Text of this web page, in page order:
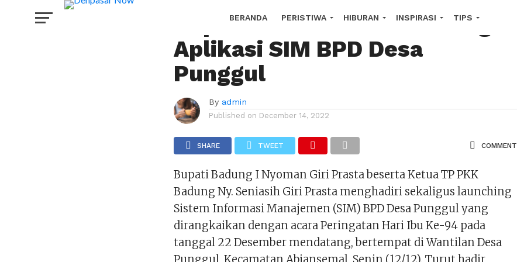
BERANDA PERISTIWA HIBURAN INSPIRASI TIPS
HOROSCOPE
Bupati Giri Prasta Launching
Aplikasi SIM BPD Desa
Punggul
By admin
Published on December 14, 2022
SHARE TWEET COMMENT
Bupati Badung I Nyoman Giri Prasta beserta Ketua TP PKK
Badung Ny. Seniasih Giri Prasta menghadiri sekaligus launching
Sistem Informasi Manajemen (SIM) BPD Desa Punggul yang
dirangkaikan dengan acara Peringatan Hari Ibu Ke-94 pada
tanggal 22 Desember mendatang, bertempat di Wantilan Desa